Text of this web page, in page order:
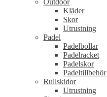
Outdoor
Kläder
Skor
Utrustning
Padel
Padelbollar
Padelracket
Padelskor
Padeltillbehör
Rullskidor
Utrustning